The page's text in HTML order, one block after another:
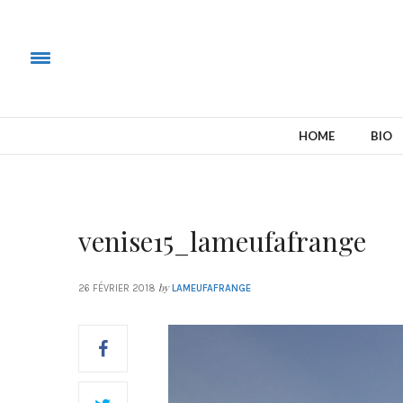
HOME BIO
venise15_lameufafrange
26 FÉVRIER 2018 by LAMEUFAFRANGE